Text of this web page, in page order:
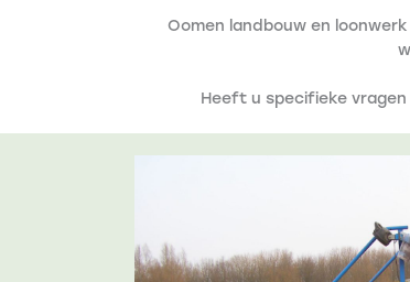
Oomen landbouw en
Heeft u specifieke